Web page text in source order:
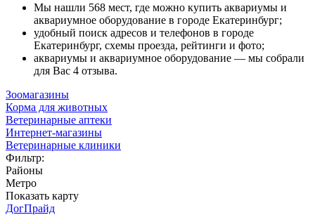
Мы нашли 568 мест, где можно купить аквариумы и
аквариумное оборудование в городе Екатеринбург;
удобный поиск адресов и телефонов в городе
Екатеринбург, схемы проезда, рейтинги и фото;
аквариумы и аквариумное оборудование — мы собрали
для Вас 4 отзыва.
Зоомагазины
Корма для животных
Ветеринарные аптеки
Интернет-магазины
Ветеринарные клиники
Фильтр:
Районы
Метро
Показать карту
ДогПрайд